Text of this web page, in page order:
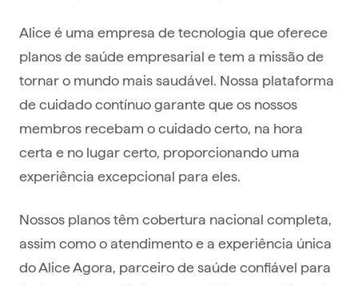
Alice é uma empresa de tecnologia que oferece
planos de saúde empresarial e tem a missão de
tornar o mundo mais saudável. Nossa plataforma
de cuidado contínuo garante que os nossos
membros recebam o cuidado certo, na hora
certa e no lugar certo, proporcionando uma
experiência excepcional para eles.
Nossos planos têm cobertura nacional completa,
assim como o atendimento e a experiência única
do Alice Agora, parceiro de saúde confiável para